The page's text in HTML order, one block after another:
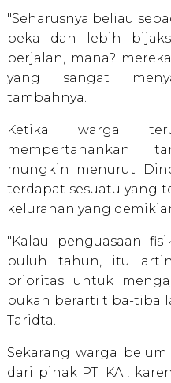
"Seharusnya beliau
peka dan lebih
berjalan, mana?
yang sangat
tambahnya.
Ketika warga
mempertahankan
mungkin menurut
terdapat sesuatu yang
kelurahan yang
"Kalau penguasaan
puluh tahun, itu
prioritas untuk
bukan berarti tiba-tiba
Taridta.
Sekarang warga
dari pihak PT. KAI,